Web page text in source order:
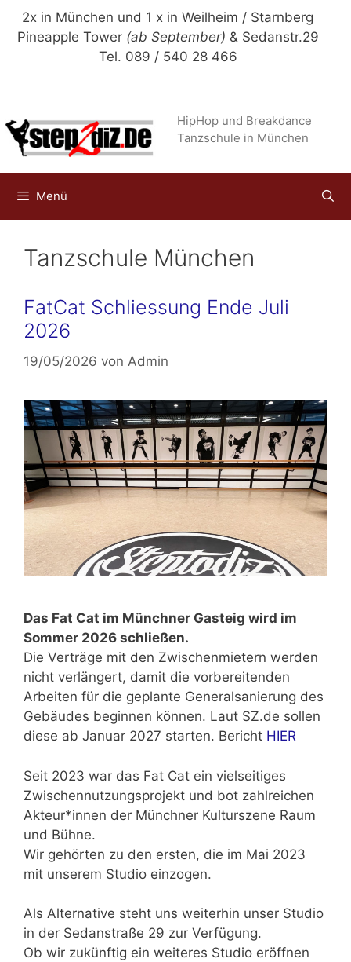
Zum
Inhalt
2x in München und 1 x in Weilheim / Starnberg
Pineapple Tower (ab September) & Sedanstr.29
Tel. 089 / 540 28 466
HipHop und Breakdance
Tanzschule in München
Menü
Tanzschule München
FatCat Schliessung Ende Juli
2026
19/05/2026 von Admin
Das Fat Cat im Münchner Gasteig wird im
Sommer 2026 schließen.
Die Verträge mit den Zwischenmietern werden
nicht verlängert, damit die vorbereitenden
Arbeiten für die geplante Generalsanierung des
Gebäudes beginnen können. Laut SZ.de sollen
diese ab Januar 2027 starten. Bericht HIER
Seit 2023 war das Fat Cat ein vielseitiges
Zwischennutzungsprojekt und bot zahlreichen
Akteur*innen der Münchner Kulturszene Raum
und Bühne.
Wir gehörten zu den ersten, die im Mai 2023
mit unserem Studio einzogen.
Als Alternative steht uns weiterhin unser Studio
in der Sedanstraße 29 zur Verfügung.
Ob wir zukünftig ein weiteres Studio eröffnen